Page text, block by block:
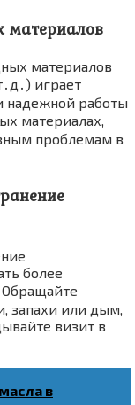
материалов
материалов
играет
надежной работы
материалах,
проблемам в
более
запахи или дым,
визит в
в